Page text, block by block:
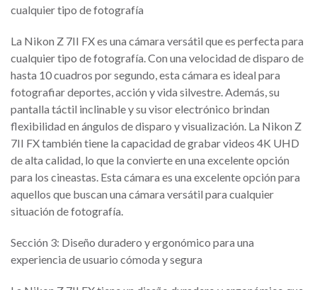
cualquier tipo de fotografía
La Nikon Z 7II FX es una cámara versátil que es perfecta para
cualquier tipo de fotografía. Con una velocidad de disparo de
hasta 10 cuadros por segundo, esta cámara es ideal para
fotografiar deportes, acción y vida silvestre. Además, su
pantalla táctil inclinable y su visor electrónico brindan
flexibilidad en ángulos de disparo y visualización. La Nikon Z
7II FX también tiene la capacidad de grabar videos 4K UHD
de alta calidad, lo que la convierte en una excelente opción
para los cineastas. Esta cámara es una excelente opción para
aquellos que buscan una cámara versátil para cualquier
situación de fotografía.
Sección 3: Diseño duradero y ergonómico para una
experiencia de usuario cómoda y segura